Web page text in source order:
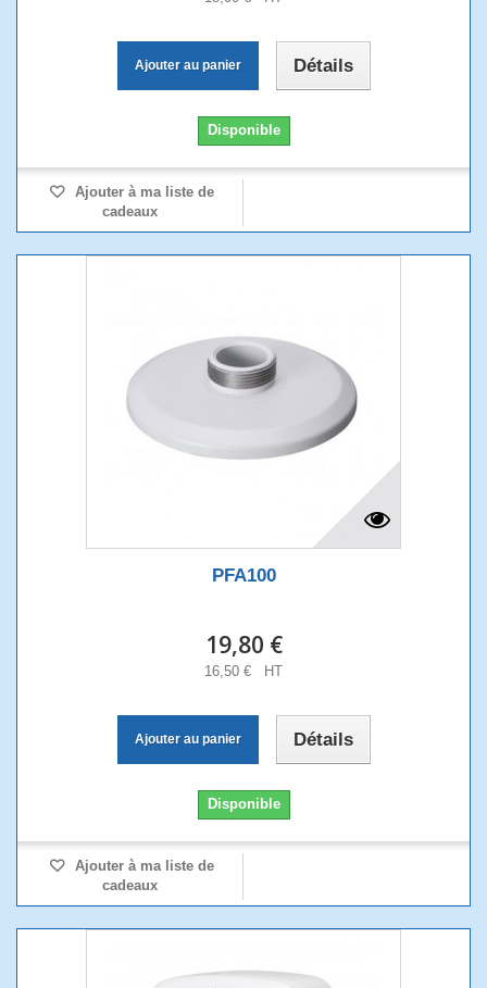
Ajouter au panier Détails
Disponible
Ajouter à ma liste de
cadeaux
PFA100
19,80 €
16,50 € HT
Ajouter au panier Détails
Disponible
Ajouter à ma liste de
cadeaux